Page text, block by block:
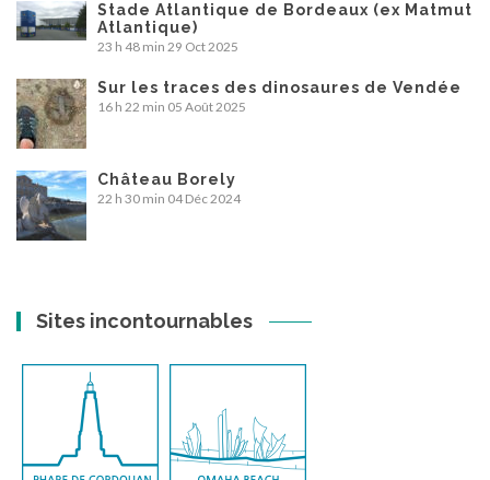
Stade Atlantique de Bordeaux (ex Matmut
Atlantique)
23 h 48 min 29 Oct 2025
Sur les traces des dinosaures de Vendée
16 h 22 min 05 Août 2025
Château Borely
22 h 30 min 04 Déc 2024
Sites incontournables